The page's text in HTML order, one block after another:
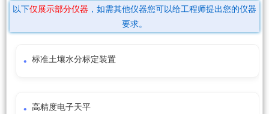
以下仅展示部分仪器 ，如需其他仪器您可以给工程师提出您的仪器
要求。
标准土壤水分标定装置
高精度电子天平